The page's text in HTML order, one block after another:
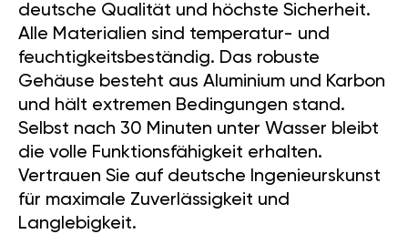
deutsche Qualität und höchste Sicherheit.
Alle Materialien sind temperatur- und
feuchtigkeitsbeständig. Das robuste
Gehäuse besteht aus Aluminium und Karbon
und hält extremen Bedingungen stand.
Selbst nach 30 Minuten unter Wasser bleibt
die volle Funktionsfähigkeit erhalten.
Vertrauen Sie auf deutsche Ingenieurskunst
für maximale Zuverlässigkeit und
Langlebigkeit.